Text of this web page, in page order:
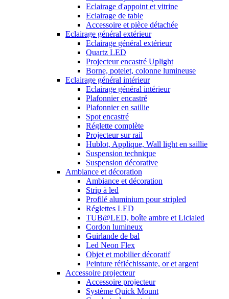
Eclairage d'appoint et vitrine
Eclairage de table
Accessoire et pièce détachée
Eclairage général extérieur
Eclairage général extérieur
Quartz LED
Projecteur encastré Uplight
Borne, potelet, colonne lumineuse
Eclairage général intérieur
Eclairage général intérieur
Plafonnier encastré
Plafonnier en saillie
Spot encastré
Réglette complète
Projecteur sur rail
Hublot, Applique, Wall light en saillie
Suspension technique
Suspension décorative
Ambiance et décoration
Ambiance et décoration
Strip à led
Profilé aluminium pour stripled
Réglettes LED
TUB@LED, boîte ambre et Licialed
Cordon lumineux
Guirlande de bal
Led Neon Flex
Objet et mobilier décoratif
Peinture réfléchissante, or et argent
Accessoire projecteur
Accessoire projecteur
Système Quick Mount